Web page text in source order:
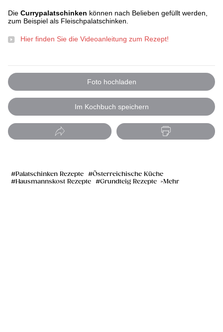
Die Currypalatschinken können nach Belieben gefüllt werden,
zum Beispiel als Fleischpalatschinken.
Hier finden Sie die Videoanleitung zum Rezept!
Foto hochladen
Im Kochbuch speichern
Palatschinken Rezepte
Österreichische Küche
Hausmannskost Rezepte
Grundteig Rezepte Mehr